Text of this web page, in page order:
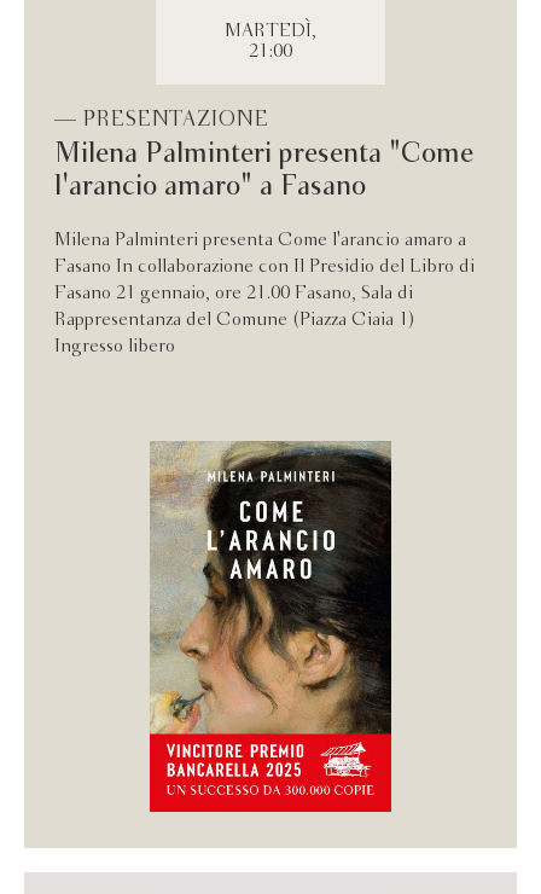
MARTEDÌ,
21:00
— PRESENTAZIONE
Milena Palminteri presenta "Come
l'arancio amaro" a Fasano
Milena Palminteri presenta Come l'arancio amaro a
Fasano In collaborazione con Il Presidio del Libro di
Fasano 21 gennaio, ore 21.00 Fasano, Sala di
Rappresentanza del Comune (Piazza Ciaia 1)
Ingresso libero